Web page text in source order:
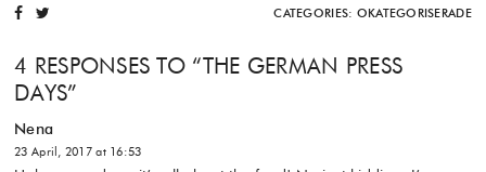
CATEGORIES: OKATEGORISERADE
4 RESPONSES TO “THE GERMAN PRESS
DAYS”
Nena
23 April, 2017 at 16:53